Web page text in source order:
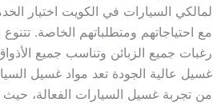
لمالكي السيارات في الكويت اختيار
مع احتياجاتهم ومتطلباتهم الخاصة.
رغبات جميع الزبائن وتناسب جميع
غسيل عالية الجودة تعد مواد غسيل
من تجربة غسيل السيارات الفعالة، حيث